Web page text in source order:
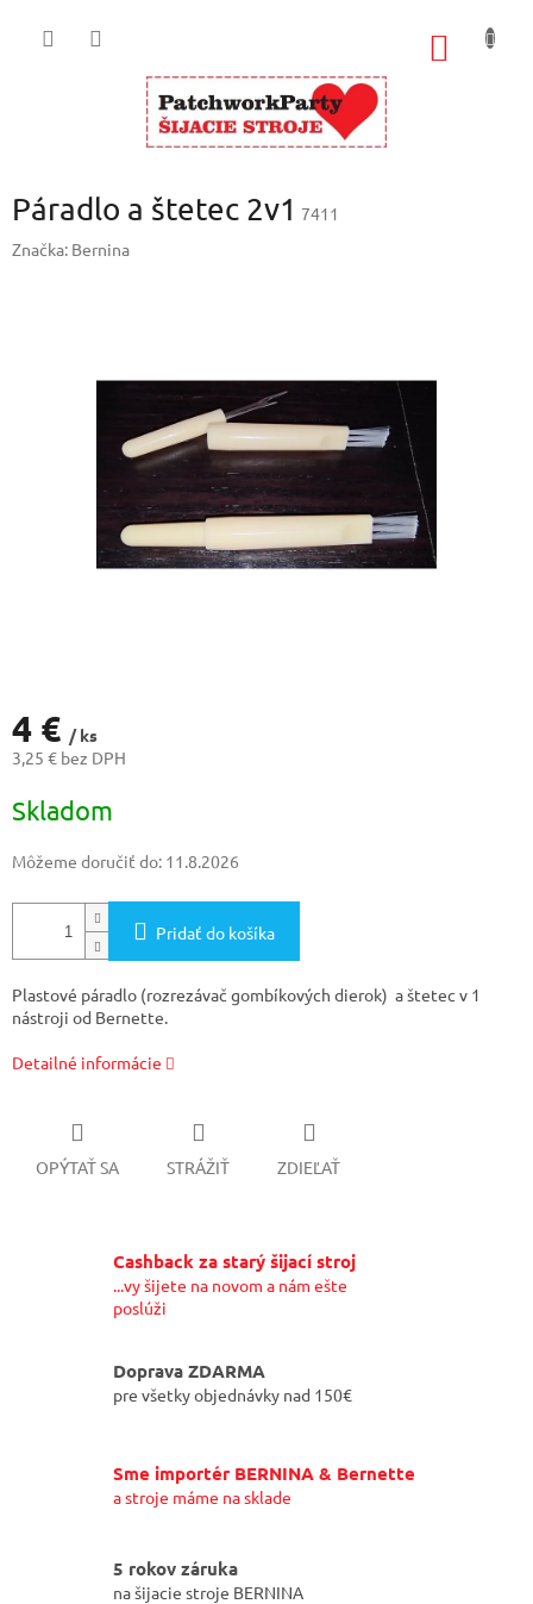
Páradlo a štetec 2v1 7411
Značka: Bernina
4 € / ks
3,25 € bez DPH
cena:
Skladom
Môžeme doručiť do: 11.8.2026
Pridať do košíka
Plastové páradlo (rozrezávač gombíkových dierok) a štetec v 1
nástroji od Bernette.
Detailné informácie
OPÝTAŤ SA STRÁŽIŤ ZDIEĽAŤ
Cashback za starý šijací stroj
...vy šijete na novom a nám ešte
poslúži
Doprava ZDARMA
pre všetky objednávky nad 150€
Sme importér BERNINA & Bernette
a stroje máme na sklade
5 rokov záruka
na šijacie stroje BERNINA